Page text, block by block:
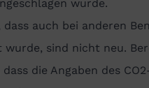
wurde.
dass auch bei anderen
wurde, sind nicht neu.
die Angaben des